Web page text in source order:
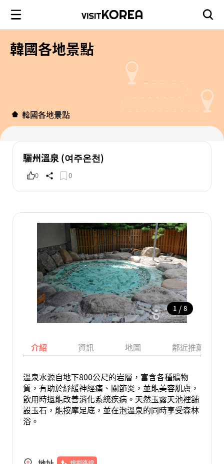
韓國各地景點
韓國各地景點
驪州溫泉 (여주온천)
0 0
1 / 8
介紹 資訊 地圖 鄰近推薦景點
溫泉水源自地下800公尺的岩層，富含各種礦物
質，有助於紓緩神經痛、關節炎，並能美容肌膚，
飲用時還能改善消化系統疾病。天然玉露天池裡舖
設玉石，能按摩足底，並在泡溫泉的同時享受森林
浴。